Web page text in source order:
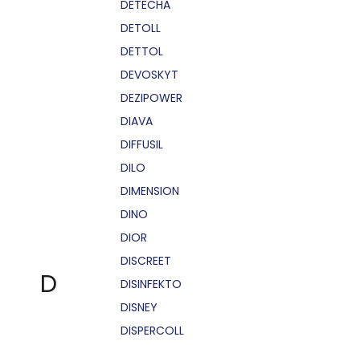
D
DETECHA
DETOLL
DETTOL
DEVOSKYT
DEZIPOWER
DIAVA
DIFFUSIL
DILO
DIMENSION
DINO
DIOR
DISCREET
DISINFEKTO
DISNEY
DISPERCOLL